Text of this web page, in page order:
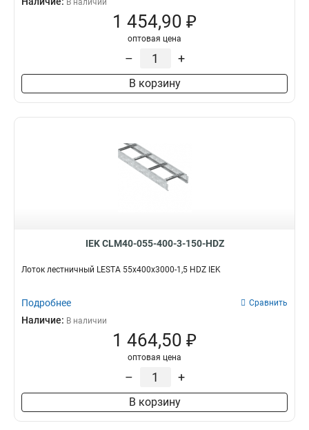
В наличии
1 454,90 ₽
оптовая цена
– +
В корзину
IEK CLM40-055-400-3-150-HDZ
Лоток лестничный LESTA 55х400х3000-1,5 HDZ IEK
Подробнее Сравнить
Наличие: В наличии
1 464,50 ₽
оптовая цена
– +
В корзину